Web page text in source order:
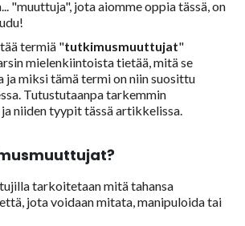
"muuttuja", jota aiomme oppia tässä, on
termiä "tutkimusmuuttujat"
mielenkiintoista tietää, mitä se
miksi tämä termi on niin suosittu
Tutustutaanpa tarkemmin
ja niiden tyypit tässä artikkelissa.
tarkoitetaan mitä tahansa
jota voidaan mitata, manipuloida tai